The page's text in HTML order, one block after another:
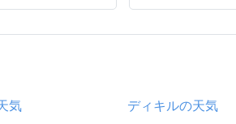
気 ディキルの天気